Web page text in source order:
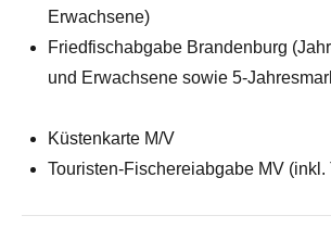
Erwachsene)
Friedfischabgabe Brandenburg
und Erwachsene sowie 5-
Küstenkarte M/V
Touristen-Fischereiabgabe MV (inkl.